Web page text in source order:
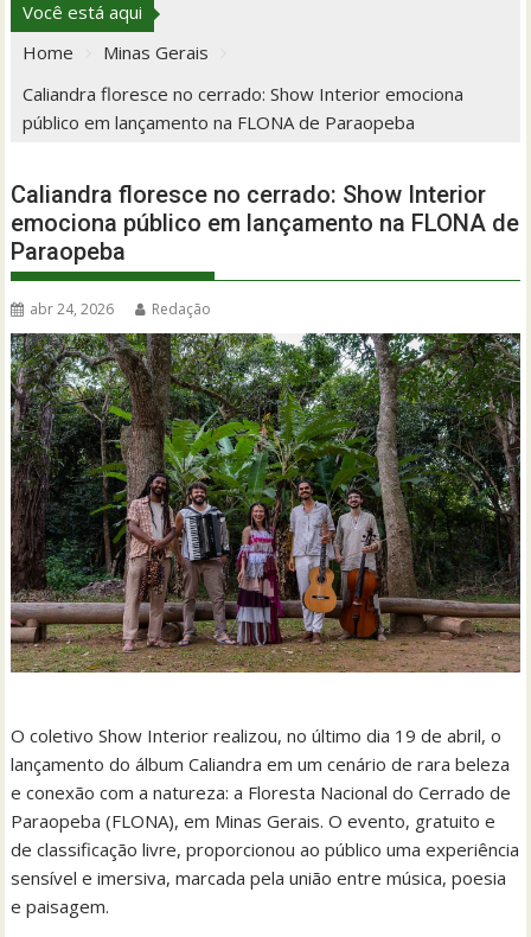
Você está aqui
Home
Minas Gerais
Caliandra floresce no cerrado: Show Interior emociona
público em lançamento na FLONA de Paraopeba
Caliandra floresce no cerrado: Show Interior
emociona público em lançamento na FLONA de
Paraopeba
abr 24, 2026 Redação
O coletivo Show Interior realizou, no último dia 19 de abril, o
lançamento do álbum Caliandra em um cenário de rara beleza
e conexão com a natureza: a Floresta Nacional do Cerrado de
Paraopeba (FLONA), em Minas Gerais. O evento, gratuito e
de classificação livre, proporcionou ao público uma experiência
sensível e imersiva, marcada pela união entre música, poesia
e paisagem.